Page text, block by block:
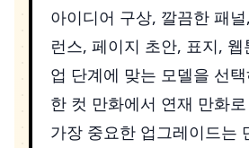
아이디어 구상, 깔끔한 패
런스, 페이지 초안, 표지,
업 단계에 맞는 모델을 선
한 컷 만화에서 연재 만화로
가장 중요한 업그레이드는